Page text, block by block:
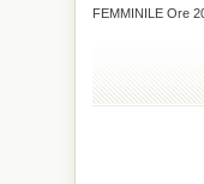
FEMMINILE Ore